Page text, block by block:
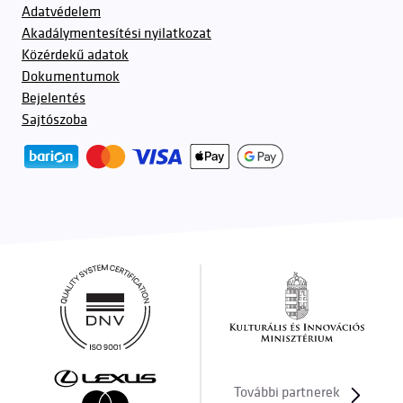
Adatvédelem
Akadálymentesítési nyilatkozat
Közérdekű adatok
Dokumentumok
Bejelentés
Sajtószoba
További partnerek